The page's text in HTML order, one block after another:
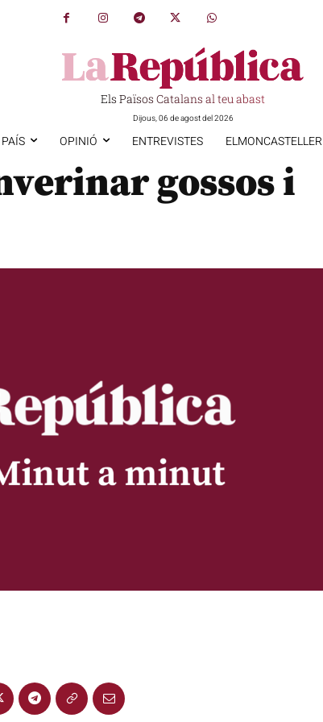
Els Països Catalans al teu abast
Dijous, 06 de agost del 2026
PAÍS OPINIÓ ENTREVISTES ELMONCASTELLER
gossos i